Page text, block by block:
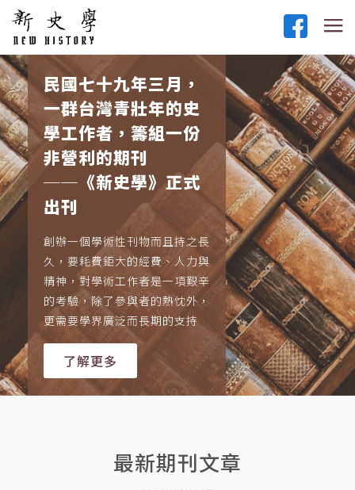
民國七十九年三月，
一群台灣青壯年的史
學工作者，籌組一份
非營利的期刊
──《新史學》正式
出刊
創辦一個學術性刊物而且持之長
久，要耗費鉅大的經費、人力與
精神，對學術工作者是一項艱辛
的考驗，除了參與者的熱忱外，
更需要學界廣泛而長期的支持
了解更多
最新期刊文章